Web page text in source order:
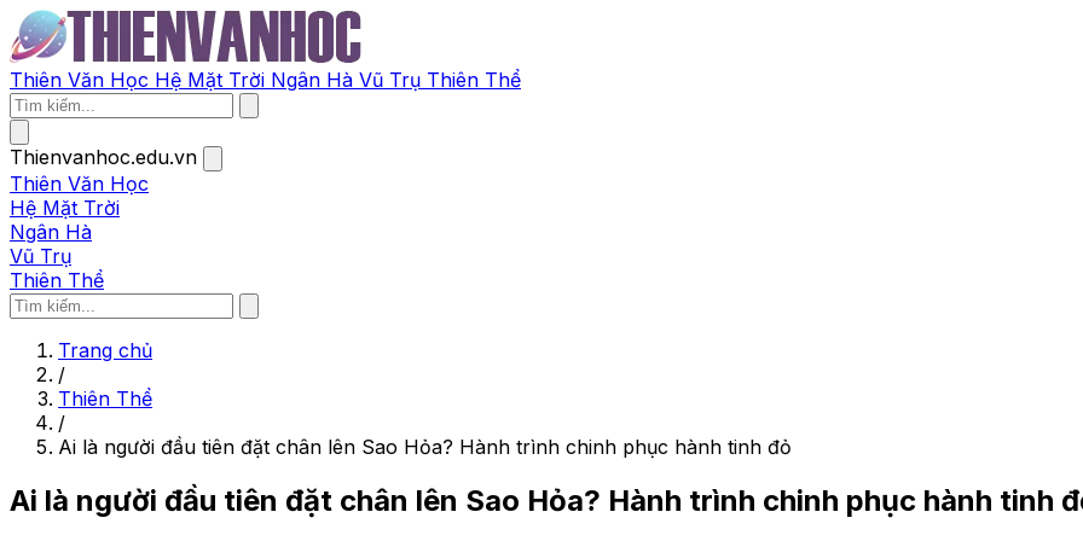
Thiên Văn Học Hệ Mặt Trời Ngân Hà Vũ Trụ Thiên Thể
Thienvanhoc.edu.vn
Thiên Văn Học
Hệ Mặt Trời
Ngân Hà
Vũ Trụ
Thiên Thể
Trang chủ
/
Thiên Thể
/
Ai là người đầu tiên đặt chân lên Sao Hỏa? Hành trình chinh phục hành tinh đỏ
Ai là người đầu tiên đặt chân lên Sao Hỏa? Hành trình chinh phục hành tinh